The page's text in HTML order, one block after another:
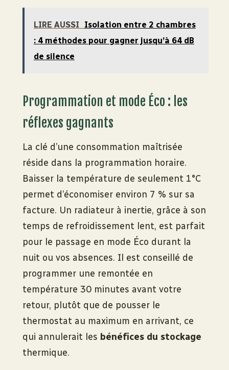
LIRE AUSSI
Isolation entre 2 chambres
: 4 méthodes pour gagner jusqu’à 64 dB
de silence
Programmation et mode Éco : les
réflexes gagnants
La clé d’une consommation maîtrisée
réside dans la programmation horaire.
Baisser la température de seulement 1°C
permet d’économiser environ 7 % sur sa
facture. Un radiateur à inertie, grâce à son
temps de refroidissement lent, est parfait
pour le passage en mode Éco durant la
nuit ou vos absences. Il est conseillé de
programmer une remontée en
température 30 minutes avant votre
retour, plutôt que de pousser le
thermostat au maximum en arrivant, ce
qui annulerait les bénéfices du stockage
thermique.